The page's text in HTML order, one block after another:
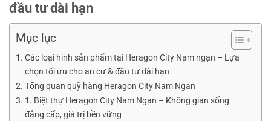
đầu tư dài hạn
Mục lục
Các loại hình sản phẩm tại Heragon City Nam ngạn – Lựa
chọn tối ưu cho an cư & đầu tư dài hạn
Tổng quan quỹ hàng Heragon City Nam Ngạn
1. Biệt thự Heragon City Nam Ngạn – Không gian sống
đẳng cấp, giá trị bền vững